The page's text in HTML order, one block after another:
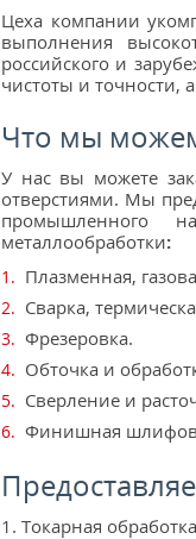
Цеха компании
выполнения
российского и
чистоты и точности,
Что мы
У нас вы можете
отверстиями. Мы
промышленного
металлообработки:
Плазменная,
Сварка,
Фрезеровка.
Обточка и
Сверление и
Финишная
1. Токарная обработка